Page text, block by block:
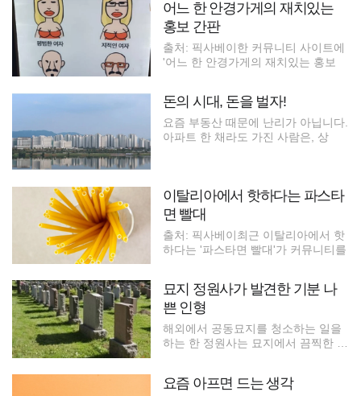
어느 한 안경가게의 재치있는
홍보 간판
출처: 픽사베이한 커뮤니티 사이트에
'어느 한 안경가게의 재치있는 홍보
돈의 시대, 돈을 벌자!
요즘 부동산 때문에 난리가 아닙니다.
아파트 한 채라도 가진 사람은, 상
이탈리아에서 핫하다는 파스타
면 빨대
출처: 픽사베이최근 이탈리아에서 핫
하다는 '파스타면 빨대'가 커뮤니티를
묘지 정원사가 발견한 기분 나
쁜 인형
해외에서 공동묘지를 청소하는 일을
하는 한 정원사는 묘지에서 끔찍한 것
요즘 아프면 드는 생각